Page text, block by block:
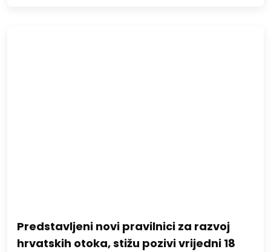
Predstavljeni novi pravilnici za razvoj
hrvatskih otoka, stižu pozivi vrijedni 18